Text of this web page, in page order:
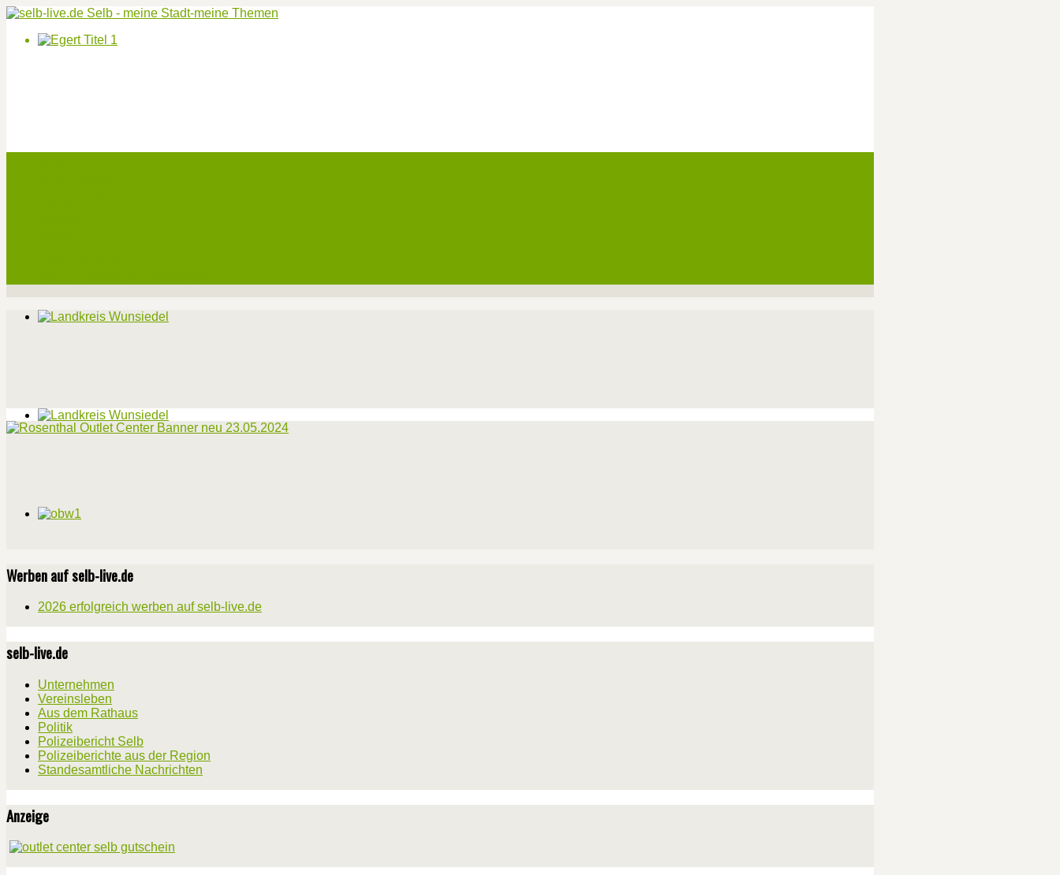
Werben auf selb-live.de
2026 erfolgreich werben auf selb-live.de
selb-live.de
Unternehmen
Vereinsleben
Aus dem Rathaus
Politik
Polizeibericht Selb
Polizeiberichte aus der Region
Standesamtliche Nachrichten
Anzeige